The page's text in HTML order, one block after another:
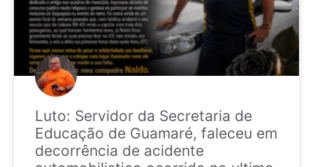
Luto: Servidor da Secretaria de
Educação de Guamaré, faleceu em
decorrência de acidente